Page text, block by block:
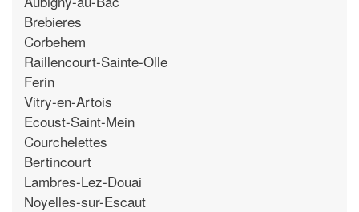
Brebieres
Corbehem
Raillencourt-Sainte-Olle
Ferin
Vitry-en-Artois
Ecoust-Saint-Mein
Courchelettes
Bertincourt
Lambres-Lez-Douai
Noyelles-sur-Escaut